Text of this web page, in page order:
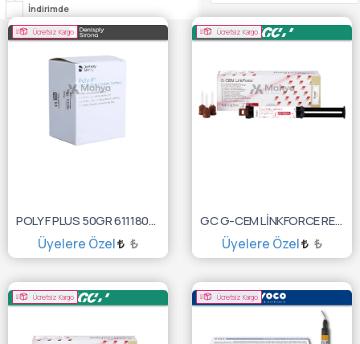
İndirimde
Ücretsiz Kargo
POLY F PLUS 50GR 61118000
Üyelere Özel ₺
SEPETE EKLE
Ücretsiz Kargo
GC G-CEM LİNKFORCE REFİL 8,7GR BLEACH 10001344
Üyelere Özel ₺
SEPETE EKLE
Ücretsiz Kargo Ücretsiz Kargo